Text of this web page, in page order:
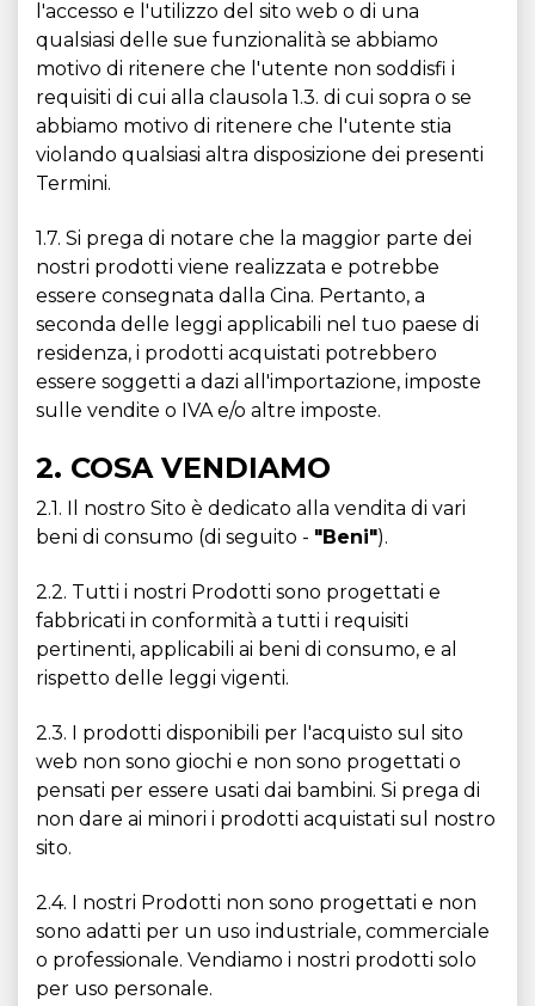
l'accesso e l'utilizzo del sito web o di una
qualsiasi delle sue funzionalità se abbiamo
motivo di ritenere che l'utente non soddisfi i
requisiti di cui alla clausola 1.3. di cui sopra o se
abbiamo motivo di ritenere che l'utente stia
violando qualsiasi altra disposizione dei presenti
Termini.
1.7. Si prega di notare che la maggior parte dei
nostri prodotti viene realizzata e potrebbe
essere consegnata dalla Cina. Pertanto, a
seconda delle leggi applicabili nel tuo paese di
residenza, i prodotti acquistati potrebbero
essere soggetti a dazi all'importazione, imposte
sulle vendite o IVA e/o altre imposte.
2. COSA VENDIAMO
2.1. Il nostro Sito è dedicato alla vendita di vari
beni di consumo (di seguito - "Beni").
2.2. Tutti i nostri Prodotti sono progettati e
fabbricati in conformità a tutti i requisiti
pertinenti, applicabili ai beni di consumo, e al
rispetto delle leggi vigenti.
2.3. I prodotti disponibili per l'acquisto sul sito
web non sono giochi e non sono progettati o
pensati per essere usati dai bambini. Si prega di
non dare ai minori i prodotti acquistati sul nostro
sito.
2.4. I nostri Prodotti non sono progettati e non
sono adatti per un uso industriale, commerciale
o professionale. Vendiamo i nostri prodotti solo
per uso personale.